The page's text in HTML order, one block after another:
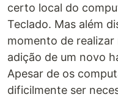
certo local do
Teclado. Mas além
momento de
adição de um novo
Apesar de os
dificilmente ser